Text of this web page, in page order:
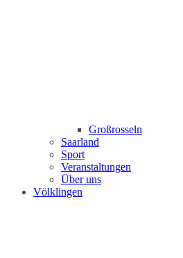
Großrosseln
Saarland
Sport
Veranstaltungen
Über uns
Völklingen